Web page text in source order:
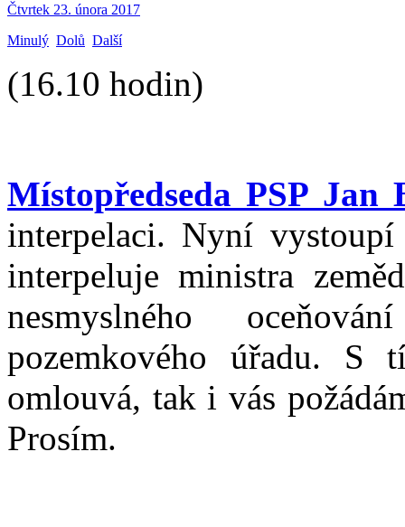
Čtvrtek 23. února 2017
Minulý Dolů Další
(16.10 hodin)
Místopředseda PSP Jan
interpelaci. Nyní
interpeluje ministra
nesmyslného
pozemkového úřadu. S
omlouvá, tak i vás
Prosím.